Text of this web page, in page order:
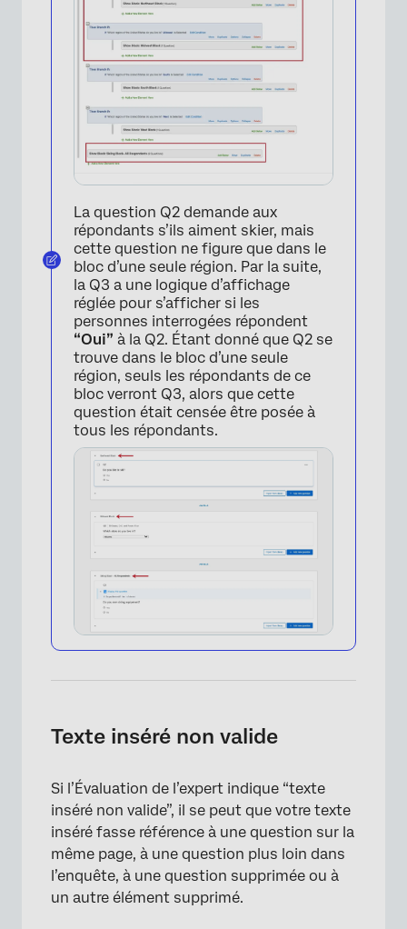
×
La question Q2 demande aux
répondants s’ils aiment skier, mais
cette question ne figure que dans le
bloc d’une seule région. Par la suite,
la Q3 a une logique d’affichage
réglée pour s’afficher si les
personnes interrogées répondent
“Oui” à la Q2. Étant donné que Q2 se
trouve dans le bloc d’une seule
région, seuls les répondants de ce
bloc verront Q3, alors que cette
question était censée être posée à
tous les répondants.
Texte inséré non valide
Si l’Évaluation de l’expert indique “texte
inséré non valide”, il se peut que votre texte
inséré fasse référence à une question sur la
même page, à une question plus loin dans
l’enquête, à une question supprimée ou à
un autre élément supprimé.